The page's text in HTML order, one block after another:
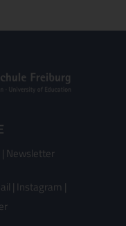
| Newsletter
| Instagram |